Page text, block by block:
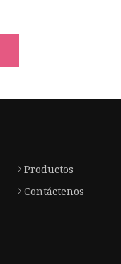
Productos
Contáctenos